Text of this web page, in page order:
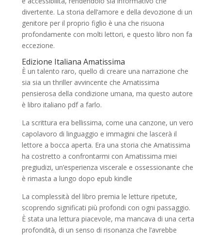
divertente. La storia dell’amore e della devozione di un
genitore per il proprio figlio è una che risuona
profondamente con molti lettori, e questo libro non fa
eccezione.
Edizione Italiana Amatissima
È un talento raro, quello di creare una narrazione che
sia sia un thriller avvincente che Amatissima
pensierosa della condizione umana, ma questo autore
è libro italiano pdf a farlo.
La scrittura era bellissima, come una canzone, un vero
capolavoro di linguaggio e immagini che lascerà il
lettore a bocca aperta. Era una storia che Amatissima
ha costretto a confrontarmi con Amatissima miei
pregiudizi, un’esperienza viscerale e ossessionante che
è rimasta a lungo dopo epub kindle
La complessità del libro premia le letture ripetute,
scoprendo significati più profondi con ogni passaggio.
È stata una lettura piacevole, ma mancava di una certa
profondità, di un senso di risonanza che l’avrebbe